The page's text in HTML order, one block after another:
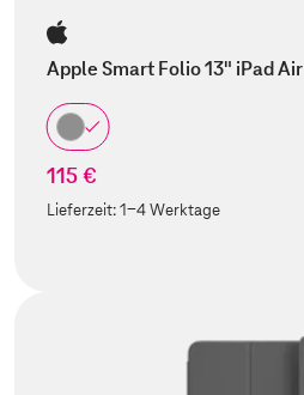
Apple Smart Folio 13" iPad Air
115 €
Lieferzeit:1-4 Werktage